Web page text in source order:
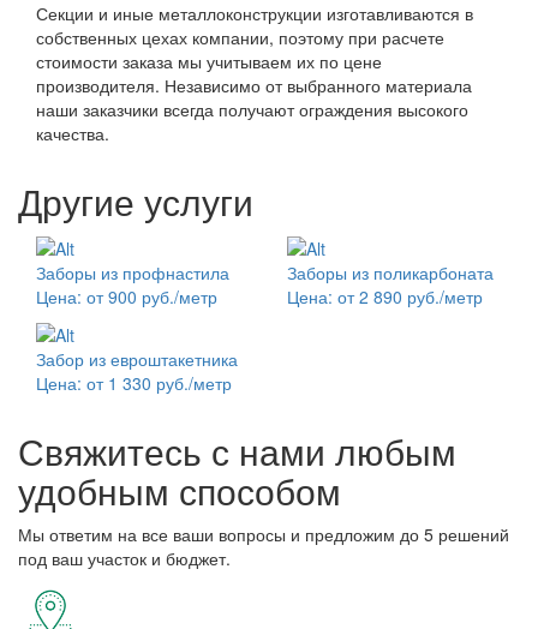
Секции и иные металлоконструкции изготавливаются в
собственных цехах компании, поэтому при расчете
стоимости заказа мы учитываем их по цене
производителя. Независимо от выбранного материала
наши заказчики всегда получают ограждения высокого
качества.
Другие услуги
Заборы из профнастила
Цена: от 900 руб./метр
Заборы из поликарбоната
Цена: от 2 890 руб./метр
Забор из евроштакетника
Цена: от 1 330 руб./метр
Свяжитесь с нами любым
удобным способом
Мы ответим на все ваши вопросы и предложим до 5 решений
под ваш участок и бюджет.